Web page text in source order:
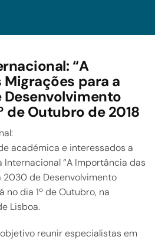
“A
para a
de Outubro de 2018
académica e interessados a
“A Importância das
2030 de Desenvolvimento
no dia 1º de Outubro, na
Lisboa.
reunir especialistas em